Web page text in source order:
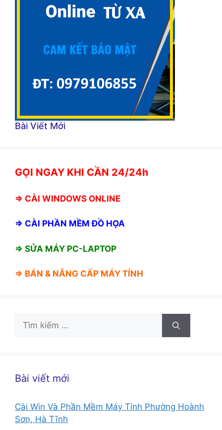
Bài Viết Mới
GỌI NGAY KHI CẦN 24/24h
⇒ CÀI WINDOWS ONLINE
⇒ CÀI PHẦN MỀM ĐỒ HỌA
⇒ SỬA MÁY PC-LAPTOP
⇒ BÁN & NÂNG CẤP MÁY TÍNH
Tìm
Bài viết mới
Cài Win Và Phần Mềm Máy Tính Phường Hoành
Sơn, Hà Tĩnh